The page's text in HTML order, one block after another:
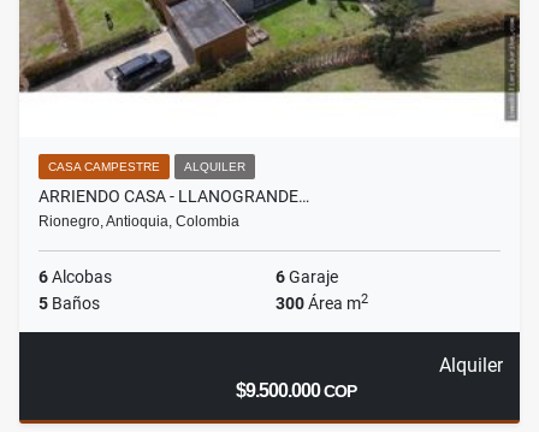
CASA CAMPESTRE ALQUILER
ARRIENDO CASA - LLANOGRANDE…
Rionegro, Antioquia, Colombia
6Alcobas 6Garaje
5 Baños 300Área m2
Alquiler
$9.500.000COP